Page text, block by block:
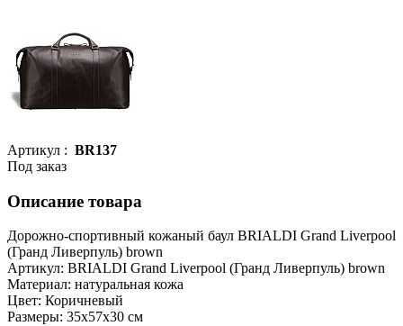
Артикул : BR137
Под заказ
Описание товара
Дорожно-спортивный кожаный баул BRIALDI Grand Liverpool
(Гранд Ливерпуль) brown
Артикул: BRIALDI Grand Liverpool (Гранд Ливерпуль) brown
Материал: натуральная кожа
Цвет: Коричневый
Размеры: 35х57х30 см